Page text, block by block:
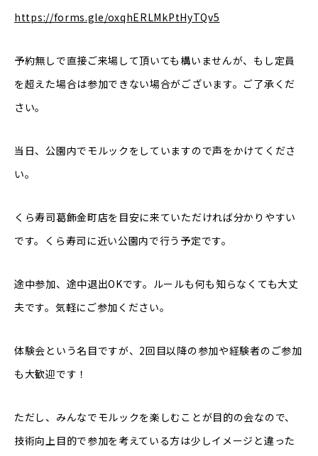
https://forms.gle/oxqhERLMkPtHyTQv5
予約無しで直接ご来場して頂いても構いませんが、もし定員
を超えた場合は参加できない場合がございます。ご了承くだ
さい。
当日、公園内でモルックをしていますので声をかけてくださ
い。
くら寿司葛飾金町店を目安に来ていただければ分かりやすい
です。くら寿司に近い公園内で行う予定です。
途中参加、途中退出OKです。ルールも何も知らなくても大丈
夫です。気軽にご参加ください。
体験会という名目ですが、2回目以降の参加や経験者のご参加
も大歓迎です！
ただし、みんなでモルックを楽しむことが目的の会なので、
技術向上目的で参加を考えている方は少しイメージと違った